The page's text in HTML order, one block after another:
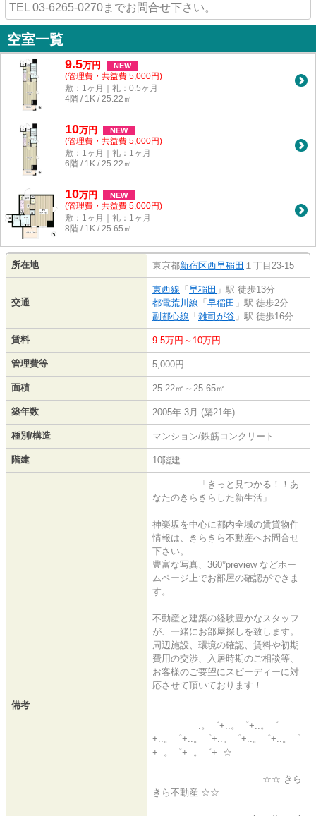
TEL 03-6265-0270までお問合せ下さい。
空室一覧
9.5万円 NEW
(管理費・共益費 5,000円)
敷：1ヶ月｜礼：0.5ヶ月
4階 / 1K / 25.22㎡
10万円 NEW
(管理費・共益費 5,000円)
敷：1ヶ月｜礼：1ヶ月
6階 / 1K / 25.22㎡
10万円 NEW
(管理費・共益費 5,000円)
敷：1ヶ月｜礼：1ヶ月
8階 / 1K / 25.65㎡
所在地 東京都新宿区西早稲田 １丁目23-15
交通
東西線 「 早稲田 」駅 徒歩13分
都電荒川線 「 早稲田 」駅 徒歩2分
副都心線 「 雑司が谷 」駅 徒歩16分
賃料 9.5万円～10万円
管理費等 5,000円
面積 25.22㎡～25.65㎡
築年数 2005年 3月 (築21年)
種別/構造 マンション/鉄筋コンクリート
階建 10階建
備考
「きっと見つかる！！あ
なたのきらきらした新生活」
神楽坂を中心に都内全域の賃貸物件
情報は、きらきら不動産へお問合せ
下さい。
豊富な写真、360°preview などホー
ムページ上でお部屋の確認ができま
す。
不動産と建築の経験豊かなスタッフ
が、一緒にお部屋探しを致します。
周辺施設、環境の確認、賃料や初期
費用の交渉、入居時期のご相談等、
お客様のご要望にスピーディーに対
応させて頂いております！
.。゜+..。゜+..。゜
+..。゜+..。゜+..。゜+..。゜+..。゜
+..。゜+..。゜+..☆
☆☆ きら
きら不動産 ☆☆